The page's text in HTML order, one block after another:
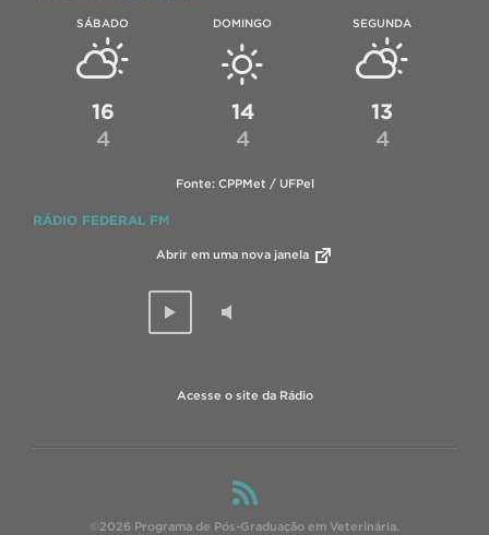
SÁBADO
16
4
DOMINGO
14
4
SEGUNDA
13
4
Fonte: CPPMet / UFPel
RÁDIO FEDERAL FM
Abrir em uma nova janela
Acesse o site da Rádio
©2026 Programa de Pós-Graduação em Veterinária.